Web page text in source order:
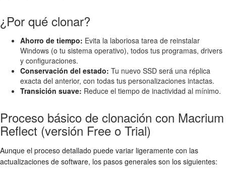
¿Por qué clonar?
Ahorro de tiempo: Evita la laboriosa tarea de reinstalar
Windows (o tu sistema operativo), todos tus programas, drivers
y configuraciones.
Conservación del estado: Tu nuevo SSD será una réplica
exacta del anterior, con todas tus personalizaciones intactas.
Transición suave: Reduce el tiempo de inactividad al mínimo.
Proceso básico de clonación con Macrium
Reflect (versión Free o Trial)
Aunque el proceso detallado puede variar ligeramente con las
actualizaciones de software, los pasos generales son los siguientes: